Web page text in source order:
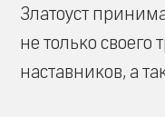
Златоуст
не только своего
наставников, а